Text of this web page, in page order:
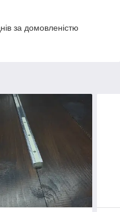
за домовленістю